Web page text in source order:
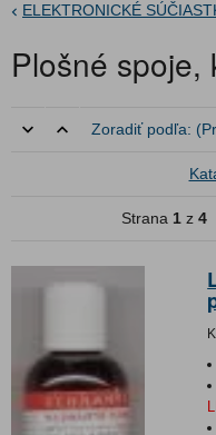
ELEKTRONICKÉ
Plošné spoje,
Zoradiť podľa:
Strana 1 z 4